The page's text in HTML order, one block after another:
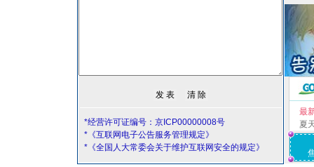
*经营许可证编号：京ICP00000008号
*《互联网电子公告服务管理规定》
*《全国人大常委会关于维护互联网安全的规定》
最
夏